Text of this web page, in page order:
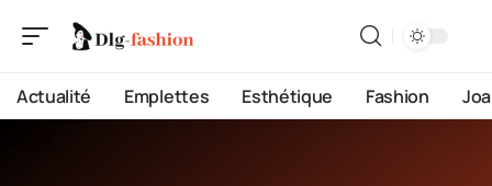
Actualité Emplettes Esthétique Fashion